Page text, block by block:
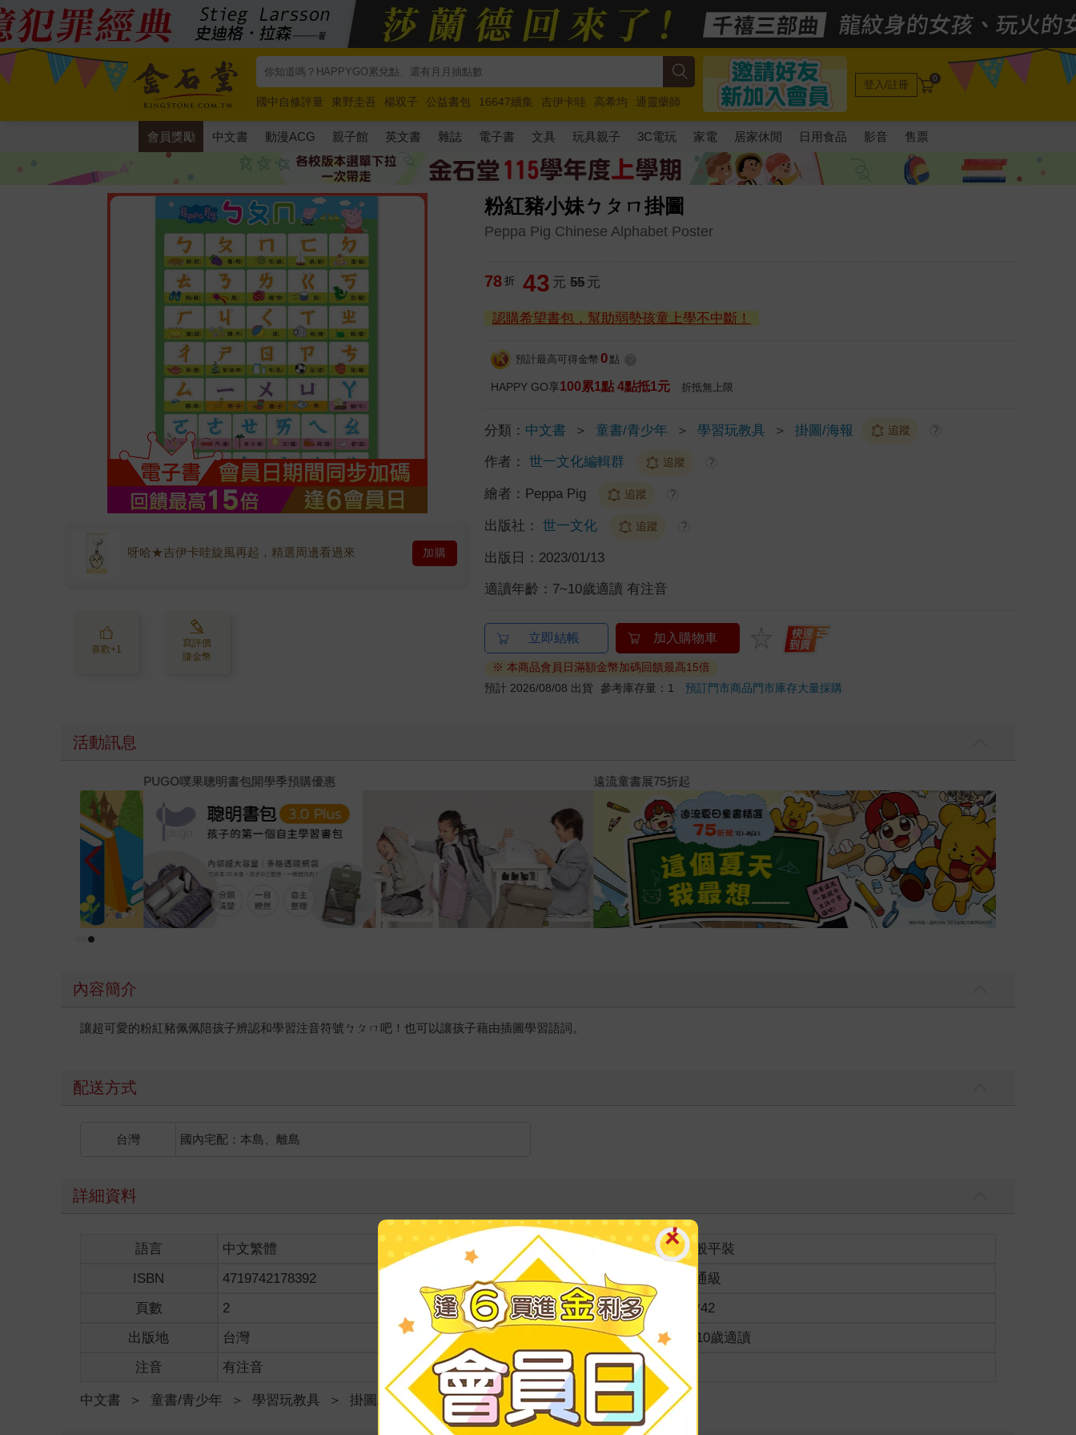
國中自修評量 東野圭吾 楊双子 公益書包 16647續集 吉伊卡哇 高希均
通靈藥師
唯紅花綻放
奧德賽 路邊攤新作 馬斯克 玩具總動員5 超慢跑
登入/註冊 0
會員獎勵 中文書 動漫ACG 親子館 英文書 雜誌 電子書 文具 玩具親子 3C電玩 家電 居家休閒 日用食品 影音 售票
粉紅豬小妹ㄅㄆㄇ掛圖
Peppa Pig Chinese Alphabet Poster
呀哈★吉伊卡哇旋風再起，精選周邊看過來 加購
喜歡+1
寫評價
賺金幣
78 折 43 元 55 元
認購希望書包，幫助弱勢孩童上學不中斷！
預計最高可得金幣 0 點
HAPPY GO享100累1點 4點抵1元 折抵無上限
分類： 中文書 ＞ 童書/青少年 ＞ 學習玩教具 ＞ 掛圖/海報 追蹤 ?
作者： 世一文化編輯群 追蹤 ?
繪者： Peppa Pig 追蹤 ?
出版社： 世一文化 追蹤 ?
出版日： 2023/01/13
適讀年齡： 7~10歲適讀 有注音
立即結帳 加入購物車
※ 本商品會員日滿額金幣加碼回饋最高15倍
預計 2026/08/08 出貨 參考庫存量：1預訂門市商品門市庫存大量採購
活動訊息
遠流童書展75折起 三采童書滿額送防水袋
內容簡介
讓超可愛的粉紅豬佩佩陪孩子辨認和學習注音符號ㄅㄆㄇ吧！也可以讓孩子藉由插圖學習語詞。
配送方式
台灣 國內宅配：本島、離島
詳細資料
語言 中文繁體 裝訂
一般平裝
ISBN
4719742178392 分級
普通級
頁數
2 商品規格
60*42
出版地
台灣 適讀年齡
7~10歲適讀
注音
有注音 級別
中文書 ＞ 童書/青少年 ＞ 學習玩教具 ＞ 掛圖/海報